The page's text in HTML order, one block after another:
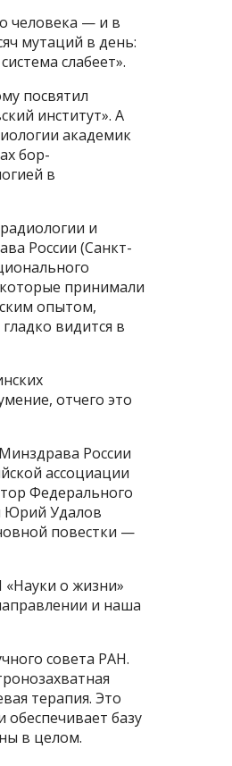
человека — и в
мутаций в день:
слабеет».
посвятил
институт». А
академик
бор-
в
и
России (Санкт-
принимали
опытом,
видится в
отчего это
России
ассоциации
Федерального
Юрий Удалов
повестки —
«Науки о жизни»
и наша
совета РАН.
терапия. Это
базу
в целом.